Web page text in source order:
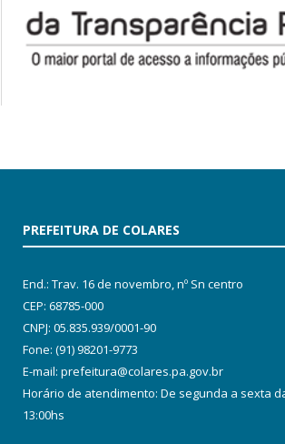
PREFEITURA DE COLARES
End.: Trav. 16 de novembro, nº Sn centro
CEP: 68785-000
CNPJ: 05.835.939/0001-90
Fone: (91) 98201-9773
E-mail: prefeitura@colares.pa.gov.br
Horário de atendimento: De segunda a sexta
13:00hs